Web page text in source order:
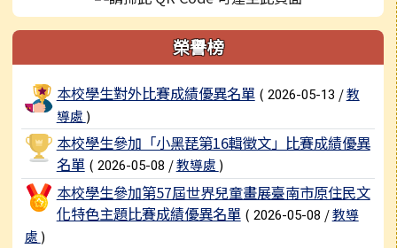
榮譽榜
榮譽榜列表
本校學生對外比賽成績優異名單 ( 2026-05-13 /教
導處 )
本校學生參加「小黑琵第16輯徵文」比賽成績優異
名單 ( 2026-05-08 /教導處 )
本校學生參加第57屆世界兒童畫展臺南市原住民文
化特色主題比賽成績優異名單 ( 2026-05-08 /教導
處 )